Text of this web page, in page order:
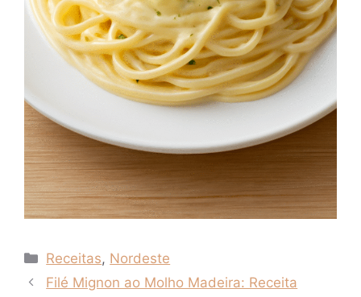
Categorias
Receitas, Nordeste
Filé Mignon ao Molho Madeira: Receita